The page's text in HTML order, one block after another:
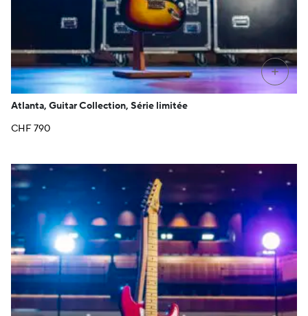
+
Atlanta, Guitar Collection, Série limitée
CHF790